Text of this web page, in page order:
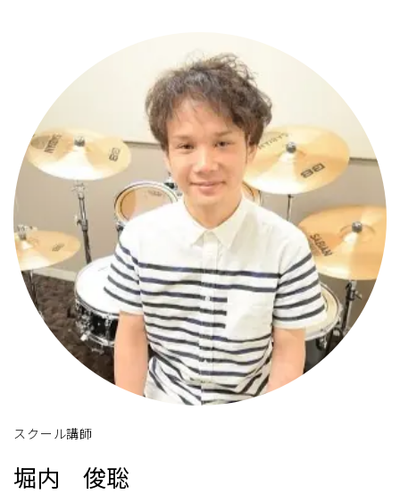
スクール講師
堀内 俊聡